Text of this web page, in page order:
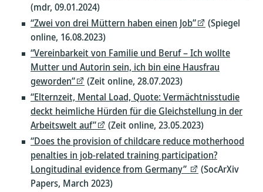
(mdr, 09.01.2024)
“Zwei von drei Müttern haben einen Job”
(Spiegel
online, 16.08.2023)
“Vereinbarkeit von Familie und Beruf – Ich wollte
Mutter und Autorin sein, ich bin eine Hausfrau
geworden”
(Zeit online, 28.07.2023)
“Elternzeit, Mental Load, Quote: Vermächtnisstudie
deckt heimliche Hürden für die Gleichstellung in der
Arbeitswelt auf”
(Zeit online, 23.05.2023)
“Does the provision of childcare reduce motherhood
penalties in job-related training participation?
Longitudinal evidence from Germany”
(SocArXiv
Papers, March 2023)